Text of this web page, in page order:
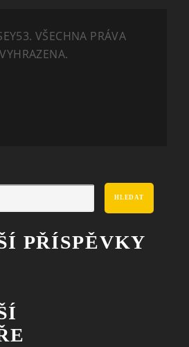
VŠECHNA PRÁVA
VYHRAZENA.
HLEDAT
PŘÍSPĚVKY